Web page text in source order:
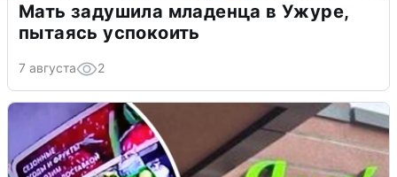
Мать задушила младенца в Ужуре,
пытаясь успокоить
7 августа 2